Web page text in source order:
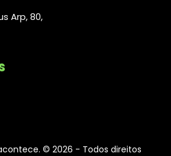
Arp, 80,
© 2026 - Todos direitos